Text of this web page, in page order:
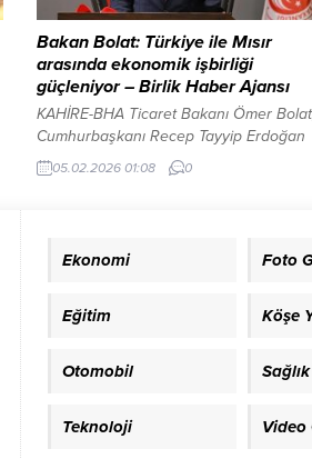
Bakan Bolat: Türkiye ile Mısır
arasında ekonomik işbirliği
güçleniyor – Birlik Haber Ajansı
KAHİRE-BHA Ticaret Bakanı Ömer
Cumhurbaşkanı Recep Tayyip Erdoğan
ile Mısır Cumhurbaşkanı Abdulfettah es-
Sisi’nin başkanlığında Kahire’de
açıkladı. Bolat, toplantıda iki ülke
çıkarlar temelinde güçlendirilmesine
büyütecek...
05.02.2026 01:08 0
Ekonomi Foto
Eğitim Köşe
Otomobil Sağlık
Teknoloji Video